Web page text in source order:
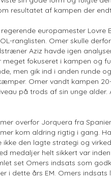
resultatet af kampen der
europamester Lovre
ranglisten. Omer skulle
Aziz havde igen
fokuseret i kampen og
men gik ind i anden runde
Omer vandt kampen
på trods af sin unge alder.
overfor Jorquera fra
kom aldring rigtig i gang.
den lagte strategi og
medaljer helt sikkert var
set Omers indsats som
i dette års EM. Omers indsats